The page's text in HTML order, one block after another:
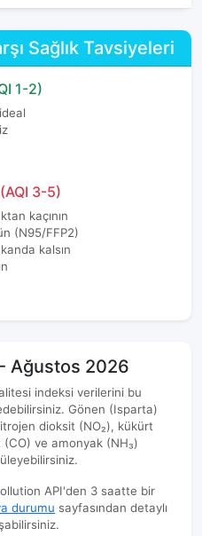
Sağlık Tavsiyeleri
1-2)
3-5)
kaçının
(N95/FFP2)
kalsın
Ağustos 2026
indeksi verilerini bu
Gönen (Isparta)
dioksit (NO₂), kükürt
ve amonyak (NH₃)
API'den 3 saatte bir
durumu sayfasından detaylı